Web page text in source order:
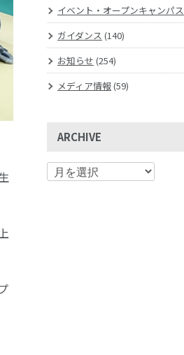
イベント・オープンキャンパス
ガイダンス (140)
お知らせ (254)
メディア情報(59)
ARCHIVE